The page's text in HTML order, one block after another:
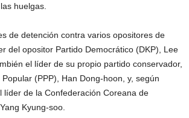
huelgas.
de detención contra varios opositores de
del opositor Partido Democrático (DKP), Lee
el líder de su propio partido conservador,
(PPP), Han Dong-hoon, y, según
líder de la Confederación Coreana de
Kyung-soo.